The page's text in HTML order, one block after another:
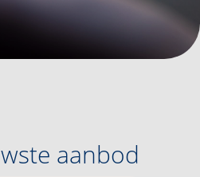
aanbod